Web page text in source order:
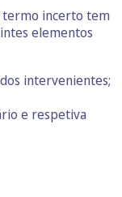
termo incerto tem
elementos
intervenientes;
e respetiva